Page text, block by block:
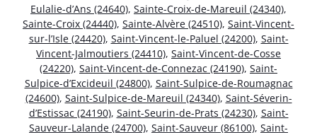
Eulalie-d’Ans (24640), Sainte-Croix-de-Mareuil (24340),
Sainte-Croix (24440), Sainte-Alvère (24510), Saint-Vincent-
sur-l’Isle (24420), Saint-Vincent-le-Paluel (24200), Saint-
Vincent-Jalmoutiers (24410), Saint-Vincent-de-Cosse
(24220), Saint-Vincent-de-Connezac (24190), Saint-
Sulpice-d’Excideuil (24800), Saint-Sulpice-de-Roumagnac
(24600), Saint-Sulpice-de-Mareuil (24340), Saint-Séverin-
d’Estissac (24190), Saint-Seurin-de-Prats (24230), Saint-
Sauveur-Lalande (24700), Saint-Sauveur (86100), Saint-